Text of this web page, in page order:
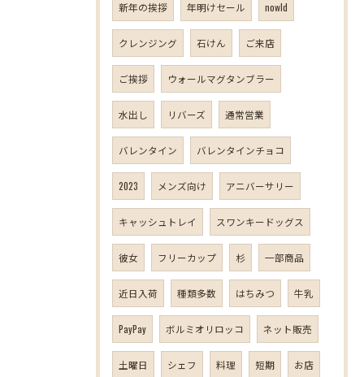
新年の挨拶 年明けセール nowld
クレンジング 石けん ご来店
ご挨拶 ウォールマグタンブラー
水出し リバーズ 通常営業
バレンタイン バレンタインチョコ
2023 メンズ向け アニバーサリー
キャッシュトレイ スワンキードッグス
彼女 フリーカップ 杉 一部商品
近日入荷 種類多数 はちみつ 牛乳
PayPay ボルミオリロッコ ネット販売
土曜日 シェフ 料理 短期 お店